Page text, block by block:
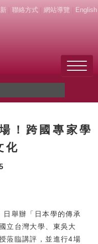
聯絡方式 網站導覽 English
！跨國專家學
化
舉辦「日本學的傳承
立台灣大學、東吳大
蒞臨講評，並進行4場